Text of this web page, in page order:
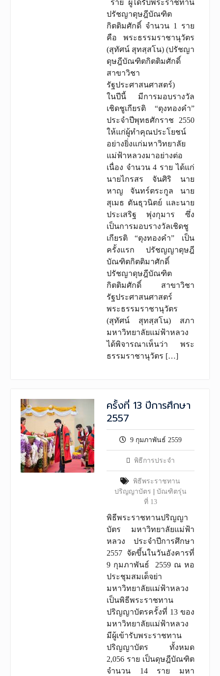
ราย ผู้ได้รับพระราชทาน
ปรัชญาดุษฎีบัณฑิต
กิตติมศักดิ์ จำนวน 1 ราย
คือ พระธรรมราชานุวัตร
(สุทัศน์ สุทสฺสโน) (ปรัชญา
ดุษฎีบัณฑิตกิตติมศักดิ์
สาขาวิชา
รัฐประศาสนศาสตร์)
ในปีนี้ มีการมอบรางวัล
เชิดชูเกียรติ “ตุงทองคำ”
ประจำปีพุทธศักราช 2550
ให้แก่ผู้ทำคุณประโยชน์
อย่างยิ่งแก่มหาวิทยาลัย
แม่ฟ้าหลวงมาอย่างต่อ
เนื่อง จำนวน 4 ราย ได้แก่
นายไกรสร จันศิริ นาย
หาญ จันทร์ตระกูล นาย
สุเมธ ตันธุวนิตย์ และนาย
ประเสริฐ พุ่งกุมาร ซึ่ง
เป็นการมอบรางวัลเชิดชู
เกียรติ “ตุงทองคำ” เป็น
ครั้งแรก ปรัชญญาดุษฎี
บัณฑิตกิตติมาศักดิ์
ปรัชญาดุษฎีบัณฑิต
กิตติมศักดิ์ สาขาวิชา
รัฐประศาสนศาสตร์
พระธรรมราชานุวัตร
(สุทัศน์ สุทสฺสโน) สภา
มหาวิทยาลัยแม่ฟ้าหลวง
ได้พิจารณาเห็นว่า พระ
ธรรมราชานุวัตร […]
ครั้งที่ 13 ปีการศึกษา
2557
9 กุมภาพันธ์ 2559
พิธีการประจำ
พิธีพระราชทาน
ปริญญาบัตร
บัณฑิตรุ่น
ที่ 13
พิธีพระราชทานปริญญา
บัตร มหาวิทยาลัยแม่ฟ้า
หลวง ประจำปีการศึกษา
2557 จัดขึ้นในวันอังคารที่
9 กุมภาพันธ์ 2559 ณ หอ
ประชุมสมเด็จย่า
มหาวิทยาลัยแม่ฟ้าหลวง
เป็นพิธีพระราชทาน
ปริญญาบัตรครั้งที่ 13 ของ
มหาวิทยาลัยแม่ฟ้าหลวง
มีผู้เข้ารับพระราชทาน
ปริญญาบัตร ทั้งหมด
2,056 ราย เป็นดุษฎีบัณฑิต
จำนวน 14 ราย มหา